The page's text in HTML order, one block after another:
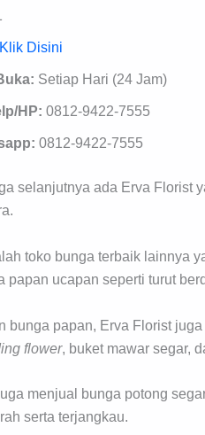
Klik Disini
Setiap Hari (24 Jam)
HP: 0812-9422-7555
0812-9422-7555
selanjutnya ada Erva Florist
toko bunga terbaik lainnya
papan ucapan seperti turut
bunga papan, Erva Florist
flower, buket mawar segar,
menjual bunga potong
serta terjangkau.